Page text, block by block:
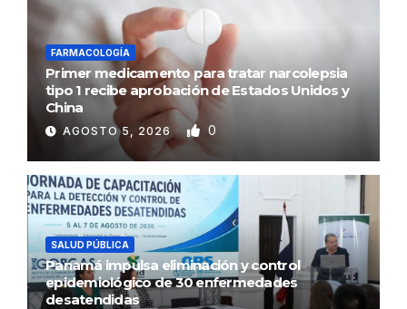
FARMACOLOGÍA
Primer medicamento para tratar narcolepsia
tipo 1 recibe aprobación de Estados Unidos y
China
AGOSTO 5, 2026 0
SALUD PÚBLICA
Panamá impulsa eliminación y control
epidemiológico de 30 enfermedades
desatendidas